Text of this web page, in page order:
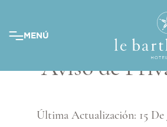
MENÚ
Aviso de
Última Actualización: 15 De